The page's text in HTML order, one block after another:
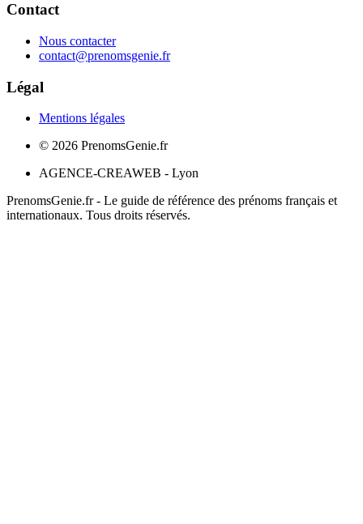
Contact
Nous contacter
contact@prenomsgenie.fr
Légal
Mentions légales
© 2026 PrenomsGenie.fr
AGENCE-CREAWEB - Lyon
PrenomsGenie.fr - Le guide de référence des prénoms français et
internationaux. Tous droits réservés.